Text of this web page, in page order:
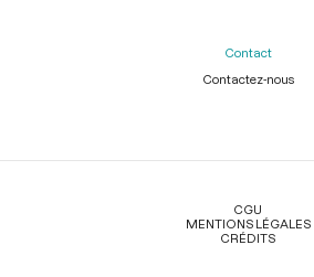
Contact
Contactez-nous
Légal
CGU
MENTIONS LÉGALES
CRÉDITS